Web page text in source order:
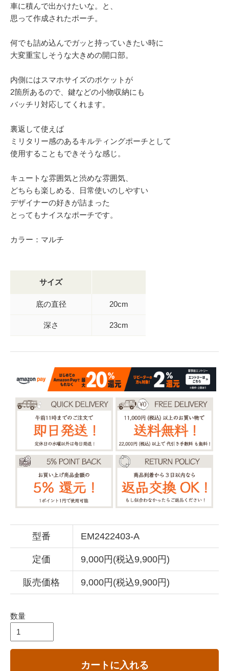
車に積んで出かけたいな。と、
思って作成されたポーチ。
何でも詰め込んでガッと持っていきたい時に
大変重宝しそうな大きめの開口部。
内側にはスマホサイズのポケットが
2箇所あるので、鍵などの小物収納にも
バッチリ対応してくれます。
裏返して使えば
ミリタリー感のあるキルティングポーチとして
使用することもできそうな感じ。
キュートな雰囲気と渋めな雰囲気、
どちらも楽しめる、日常使いのしやすい
デザイナーの好きが詰まった
とってもナイスなポーチです。
カラー：マルチ
サイズ
底の直径 20cm
深さ 23cm
型番 EM2422403-A
定価 9,000円(税込9,900円)
販売価格 9,000円(税込9,900円)
数量
カートに入れる